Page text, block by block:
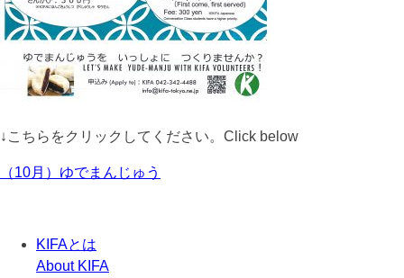
↓こちらをクリックしてください。Click below
（10月）ゆでまんじゅう
KIFAとは
About KIFA